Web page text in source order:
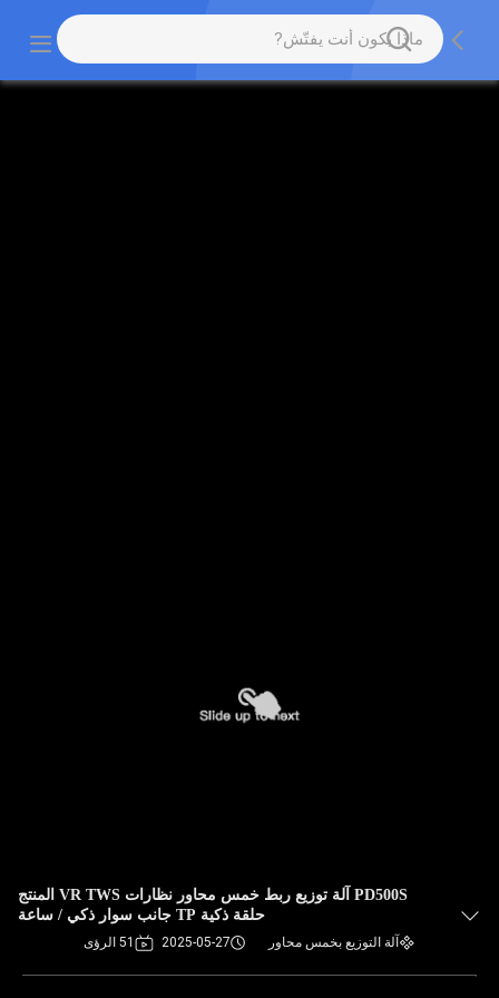
PD500S آلة توزيع ربط خمس محاور نظارات VR TWS المنتج
حلقة ذكية TP جانب سوار ذكي / ساعة
آلة التوزيع بخمس محاور 2025-05-27 51 الرؤى